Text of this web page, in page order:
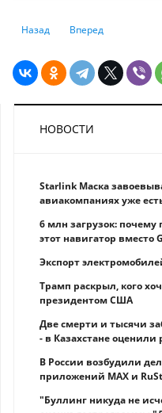
Предыдущий: Школы в Южной
Назад Следующий:
Вперед
НОВОСТИ
Starlink Маска
авиакомпаниях уже
6 млн загрузок: почему
этот навигатор вместо
Экспорт
Трамп раскрыл, кого
президентом США
Две смерти и тысячи
- в Казахстане
В России возбудили
приложений MAX и
"Буллинг никуда не